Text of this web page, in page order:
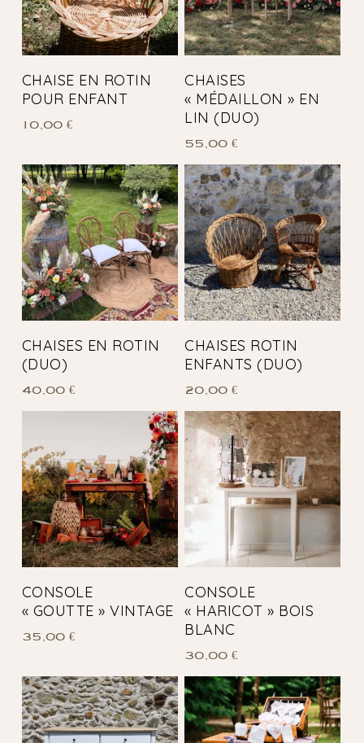
CHAISE EN ROTIN
POUR ENFANT
10,00 €
CHAISES
« MÉDAILLON » EN
LIN (DUO)
55,00€
CHAISES EN ROTIN
(DUO)
40,00 €
CHAISES ROTIN
ENFANTS (DUO)
20,00€
CONSOLE
« GOUTTE » VINTAGE
35,00 €
CONSOLE
« HARICOT » BOIS
BLANC
30,00€